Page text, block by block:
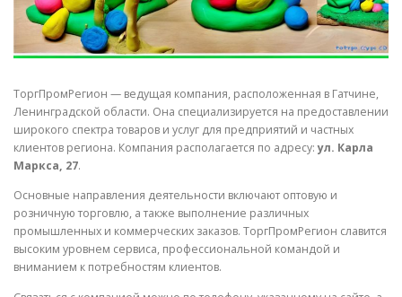
ТоргПромРегион — ведущая компания, расположенная в Гатчине,
Ленинградской области. Она специализируется на предоставлении
широкого спектра товаров и услуг для предприятий и частных
клиентов региона. Компания располагается по адресу:ул. Карла
Маркса, 27.
Основные направления деятельности включают оптовую и
розничную торговлю, а также выполнение различных
промышленных и коммерческих заказов. ТоргПромРегион славится
высоким уровнем сервиса, профессиональной командой и
вниманием к потребностям клиентов.